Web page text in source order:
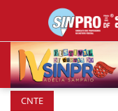
CNTE